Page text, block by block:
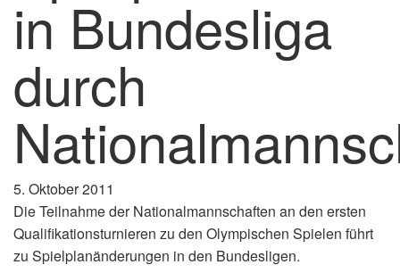
in Bundesliga
durch
5. Oktober 2011
Die Teilnahme der Nationalmannschaften an den ersten
Qualifikationsturnieren zu den Olympischen Spielen führt
zu Spielplanänderungen in den Bundesligen.